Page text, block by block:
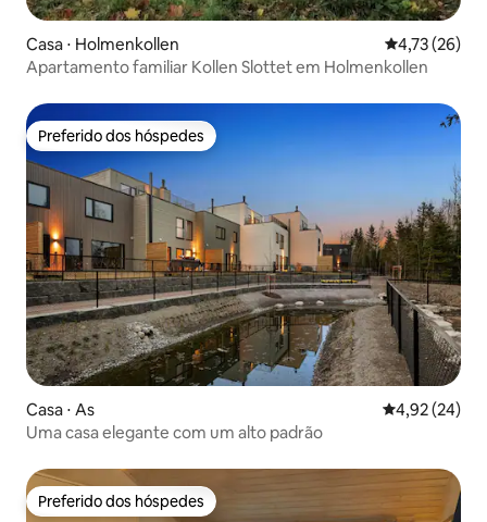
Casa ⋅ Holmenkollen 4,73 de uma
4,73 (26)
Apartamento familiar Kollen Slottet em Holmenkollen
Preferido dos hóspedes
Preferido dos hóspedes
Casa ⋅ As 4,92 de uma
4,92 (24)
Uma casa elegante com um alto padrão
Preferido dos hóspedes
Preferido dos hóspedes